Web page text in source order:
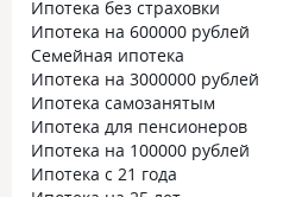
Ипотека без страховки
Ипотека на 600000 рублей
Семейная ипотека
Ипотека на 3000000 рублей
Ипотека самозанятым
Ипотека для пенсионеров
Ипотека на 100000 рублей
Ипотека с 21 года